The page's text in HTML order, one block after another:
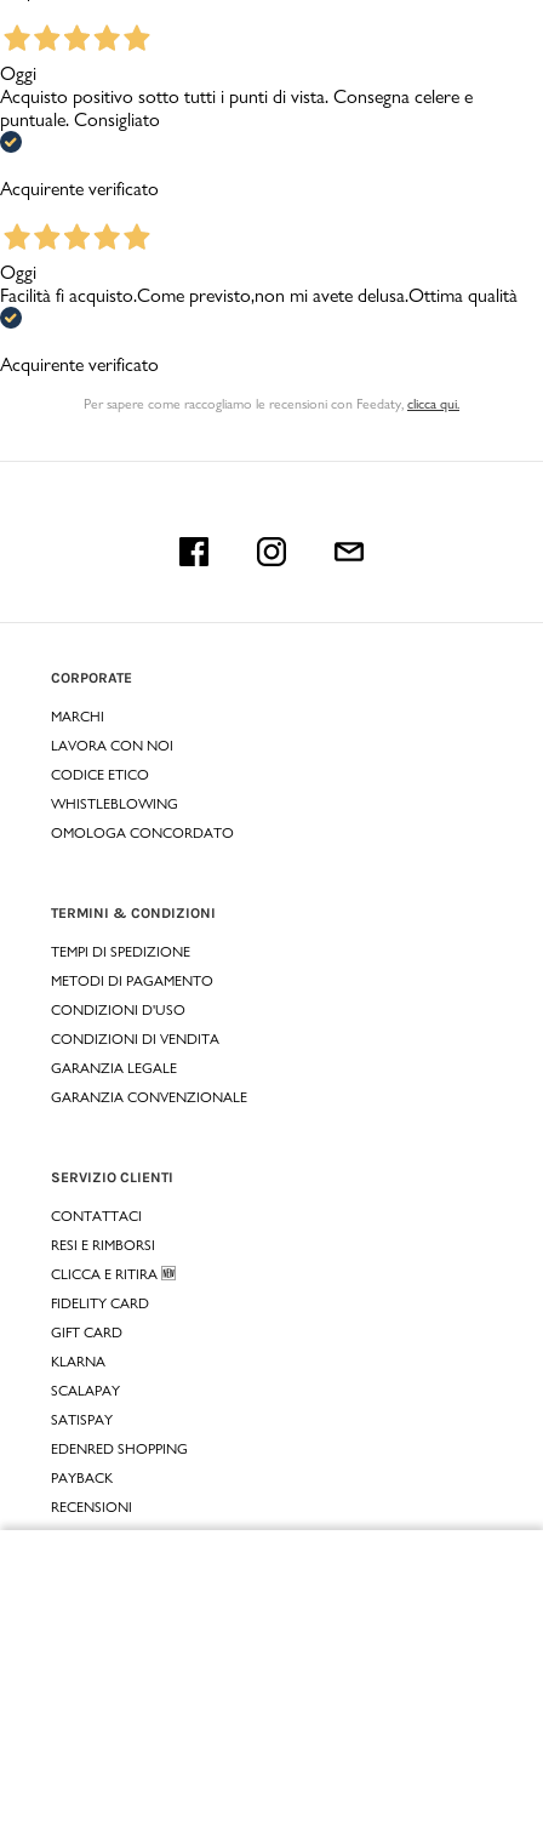
Oggi
Acquisto positivo sotto tutti i punti di vista. Consegna celere e
puntuale. Consigliato
Acquirente verificato
Oggi
Facilità fi acquisto.Come previsto,non mi avete delusa.Ottima qualità
Acquirente verificato
Per sapere come raccogliamo le recensioni con Feedaty, clicca qui.
CORPORATE
MARCHI
LAVORA CON NOI
CODICE ETICO
WHISTLEBLOWING
OMOLOGA CONCORDATO
TERMINI & CONDIZIONI
TEMPI DI SPEDIZIONE
METODI DI PAGAMENTO
CONDIZIONI D'USO
CONDIZIONI DI VENDITA
GARANZIA LEGALE
GARANZIA CONVENZIONALE
SERVIZIO CLIENTI
CONTATTACI
RESI E RIMBORSI
CLICCA E RITIRA 🆕
FIDELITY CARD
GIFT CARD
KLARNA
SCALAPAY
SATISPAY
EDENRED SHOPPING
PAYBACK
RECENSIONI
INPOST DAYS